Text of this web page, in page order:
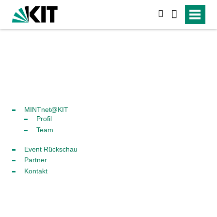
MINTnet@KIT
Profil
Team
Event Rückschau
Partner
Kontakt